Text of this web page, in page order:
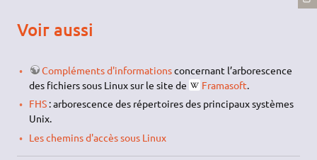
Voir aussi
Compléments d'informationsconcernant l’arborescence
des fichiers sous Linux sur le site de
Framasoft.
FHS: arborescence des répertoires des principaux systèmes
Unix.
Les chemins d'accès sous Linux